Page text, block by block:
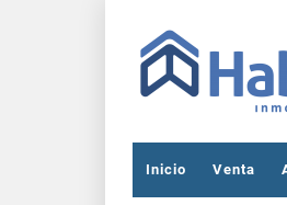
Inicio Venta